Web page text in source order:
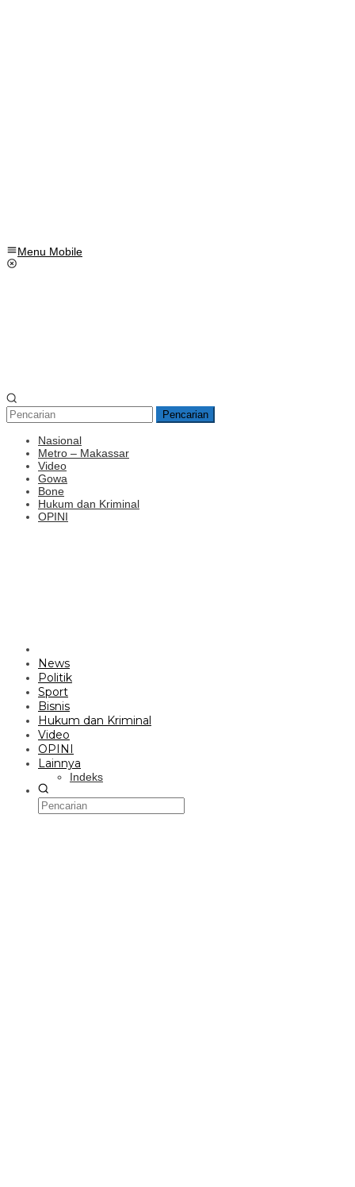
Menu Mobile
Pencarian
Nasional
Metro – Makassar
Video
Gowa
Bone
Hukum dan Kriminal
OPINI
News
Politik
Sport
Bisnis
Hukum dan Kriminal
Video
OPINI
Lainnya
Indeks